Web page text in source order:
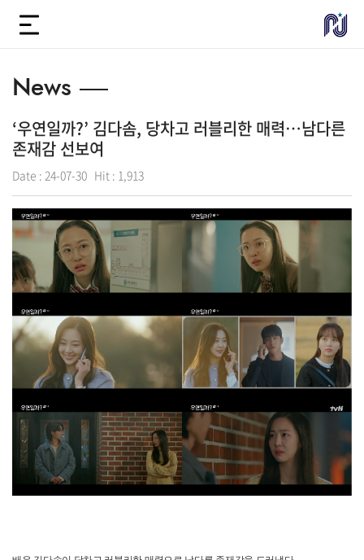
News
‘우연일까?’ 김다솜, 당차고 러블리한 매력…남다른
존재감 선보여
Date : 24-07-30 Hit : 1,913